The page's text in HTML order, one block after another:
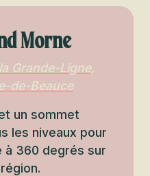
Morne
Grande-Ligne,
de-Beauce
un sommet
les niveaux pour
à 360 degrés sur